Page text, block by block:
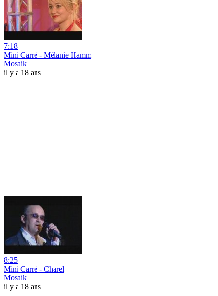
7:18
Mini Carré - Mélanie Hamm
Mosaik
il y a 18 ans
8:25
Mini Carré - Charel
Mosaik
il y a 18 ans